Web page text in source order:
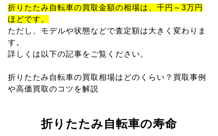
折りたたみ自転車の買取金額の相場は、千円～3万円
ほどです。
ただし、モデルや状態などで査定額は大きく変わりま
す。
詳しくは以下の記事をご覧ください。
折りたたみ自転車の買取相場はどのくらい？買取事例
や高価買取のコツを解説
折りたたみ自転車の寿命